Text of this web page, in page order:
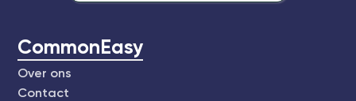
CommonEasy
Over ons
Contact